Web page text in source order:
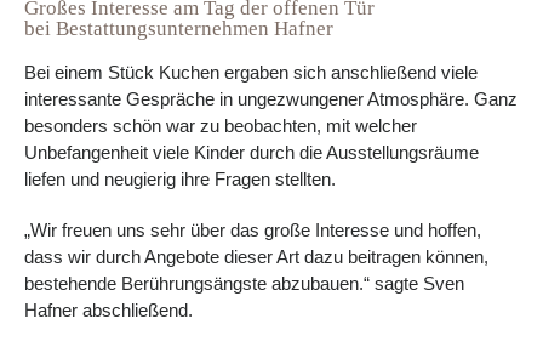
Großes Interesse am Tag der offenen Tür
bei Bestattungsunternehmen Hafner
Bei einem Stück Kuchen ergaben sich anschließend viele
interessante Gespräche in ungezwungener Atmosphäre. Ganz
besonders schön war zu beobachten, mit welcher
Unbefangenheit viele Kinder durch die Ausstellungsräume
liefen und neugierig ihre Fragen stellten.
„Wir freuen uns sehr über das große Interesse und hoffen,
dass wir durch Angebote dieser Art dazu beitragen können,
bestehende Berührungsängste abzubauen.“ sagte Sven
Hafner abschließend.